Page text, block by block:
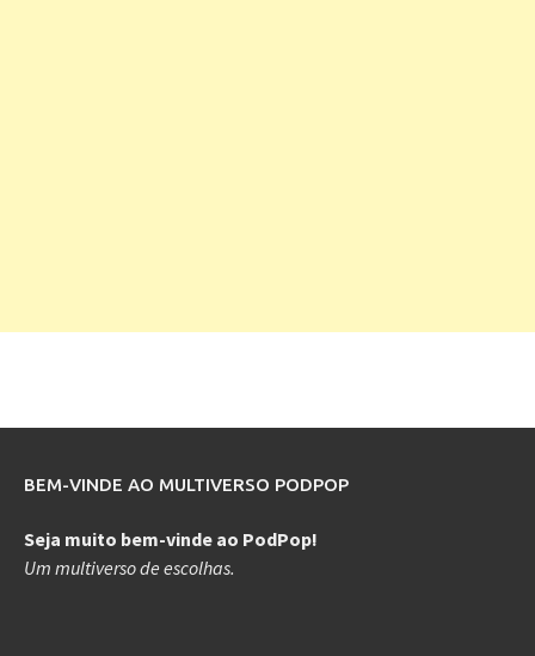
BEM-VINDE AO MULTIVERSO PODPOP
Seja muito bem-vinde ao PodPop!
Um multiverso de escolhas.